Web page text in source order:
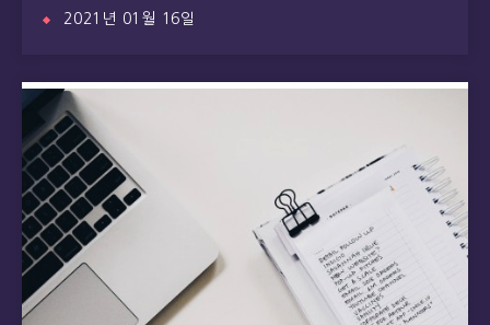
2021년 01월 16일